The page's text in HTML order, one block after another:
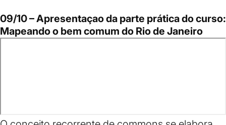
09/10 – Apresentaçao da parte prática do curso:
Mapeando o bem comum do Rio de Janeiro